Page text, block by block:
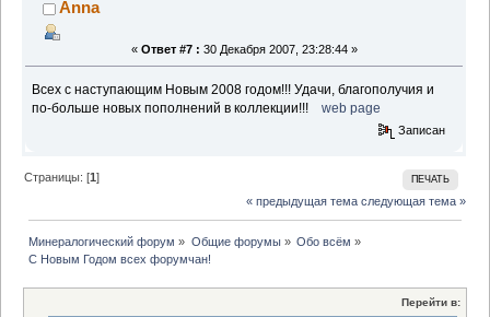
Anna
« Ответ #7 : 30 Декабря 2007, 23:28:44 »
Всех с наступающим Новым 2008 годом!!! Удачи, благополучия и
по-больше новых пополнений в коллекции!!!
web page
Записан
ПЕЧАТЬ
Страницы: [1]
« предыдущая тема следующая тема »
Минералогический форум » Общие форумы» Обо всём »
С Новым Годом всех форумчан!
Перейти в: